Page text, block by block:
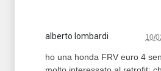
alberto lombardi 10/
ho una honda FRV euro 4